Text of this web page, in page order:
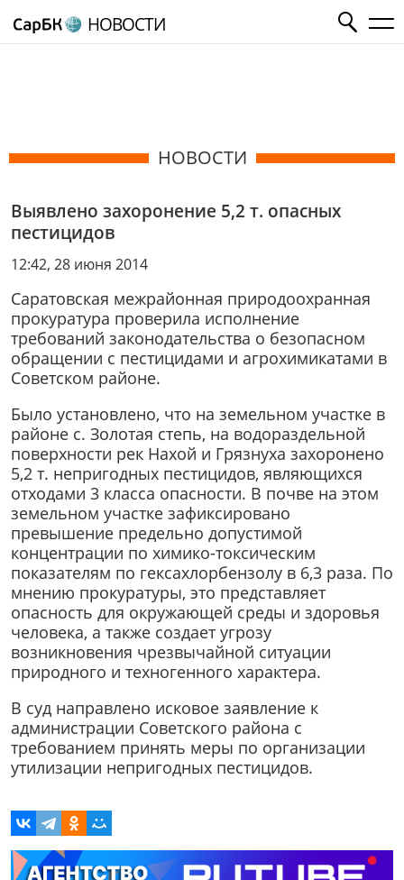
НОВОСТИ
НОВОСТИ
Выявлено захоронение 5,2 т. опасных
пестицидов
12:42, 28 июня 2014
Саратовская межрайонная природоохранная
прокуратура проверила исполнение
требований законодательства о безопасном
обращении с пестицидами и агрохимикатами в
Советском районе.
Было установлено, что на земельном участке в
районе с. Золотая степь, на водораздельной
поверхности рек Нахой и Грязнуха захоронено
5,2 т. непригодных пестицидов, являющихся
отходами 3 класса опасности. В почве на этом
земельном участке зафиксировано
превышение предельно допустимой
концентрации по химико-токсическим
показателям по гексахлорбензолу в 6,3 раза. По
мнению прокуратуры, это представляет
опасность для окружающей среды и здоровья
человека, а также создает угрозу
возникновения чрезвычайной ситуации
природного и техногенного характера.
В суд направлено исковое заявление к
администрации Советского района с
требованием принять меры по организации
утилизации непригодных пестицидов.